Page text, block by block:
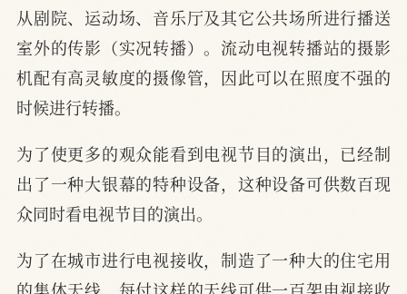
从剧院、运动场、音乐厅及其它公共场所进行播送
室外的传影（实况转播）。流动电视转播站的摄影
机配有高灵敏度的摄像管，因此可以在照度不强的
时候进行转播。
为了使更多的观众能看到电视节目的演出，已经制
出了一种大银幕的特种设备，这种设备可供数百现
众同时看电视节目的演出。
为了在城市进行电视接收，制造了一种大的住宅用
的集体天线，每付这样的天线可供一百架电视接收